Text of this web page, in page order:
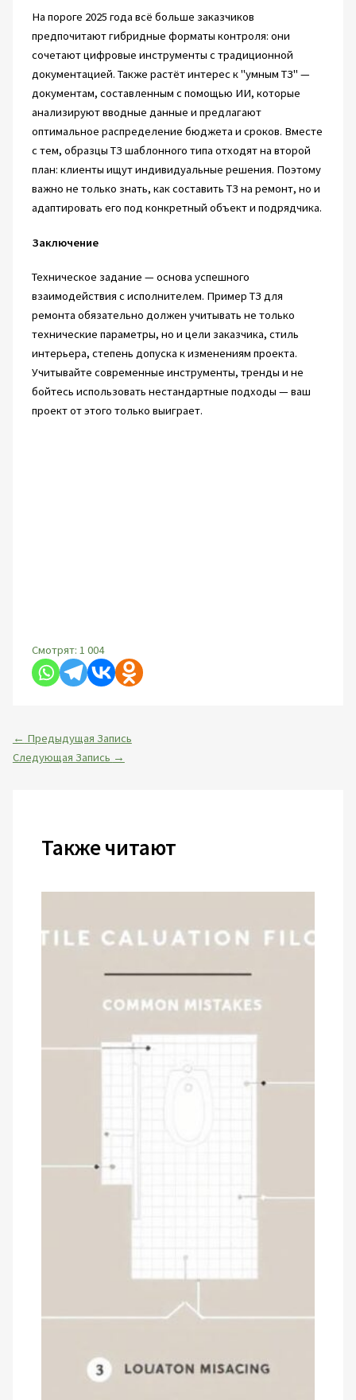
На пороге 2025 года всё больше заказчиков
предпочитают гибридные форматы контроля: они
сочетают цифровые инструменты с традиционной
документацией. Также растёт интерес к "умным ТЗ" —
документам, составленным с помощью ИИ, которые
анализируют вводные данные и предлагают
оптимальное распределение бюджета и сроков. Вместе
с тем, образцы ТЗ шаблонного типа отходят на второй
план: клиенты ищут индивидуальные решения. Поэтому
важно не только знать, как составить ТЗ на ремонт, но и
адаптировать его под конкретный объект и подрядчика.
Заключение
Техническое задание — основа успешного
взаимодействия с исполнителем. Пример ТЗ для
ремонта обязательно должен учитывать не только
технические параметры, но и цели заказчика, стиль
интерьера, степень допуска к изменениям проекта.
Учитывайте современные инструменты, тренды и не
бойтесь использовать нестандартные подходы — ваш
проект от этого только выиграет.
Смотрят: 1 004
← Предыдущая Запись
Следующая Запись →
Также читают